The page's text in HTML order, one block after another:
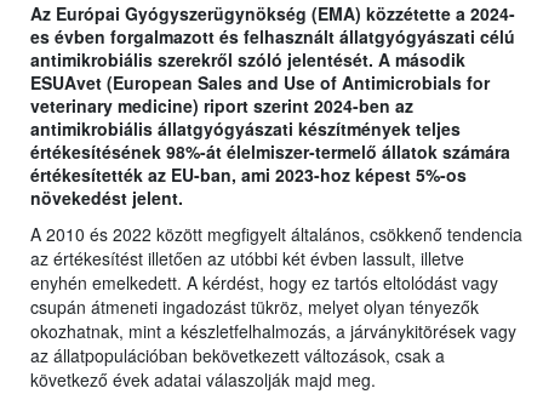
Az Európai Gyógyszerügynökség (EMA) közzétette a 2024-
es évben forgalmazott és felhasznált állatgyógyászati célú
antimikrobiális szerekről szóló jelentését. A második
ESUAvet (European Sales and Use of Antimicrobials for
veterinary medicine) riport szerint 2024-ben az
antimikrobiális állatgyógyászati készítmények teljes
értékesítésének 98%-át élelmiszer-termelő állatok számára
értékesítették az EU-ban, ami 2023-hoz képest 5%-os
növekedést jelent.
A 2010 és 2022 között megfigyelt általános, csökkenő tendencia
az értékesítést illetően az utóbbi két évben lassult, illetve
enyhén emelkedett. A kérdést, hogy ez tartós eltolódást vagy
csupán átmeneti ingadozást tükröz, melyet olyan tényezők
okozhatnak, mint a készletfelhalmozás, a járványkitörések vagy
az állatpopulációban bekövetkezett változások, csak a
következő évek adatai válaszolják majd meg.